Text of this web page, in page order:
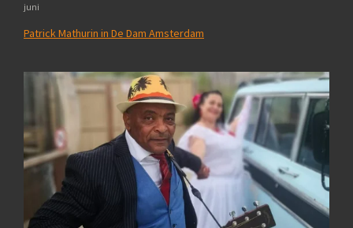
juni
Patrick Mathurin in De Dam Amsterdam